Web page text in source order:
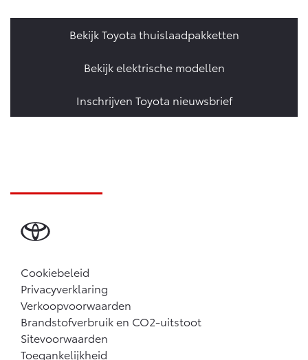
Bekijk Toyota thuislaadpakketten
Bekijk elektrische modellen
Inschrijven Toyota nieuwsbrief
Cookiebeleid
Privacyverklaring
Verkoopvoorwaarden
Brandstofverbruik en CO2-uitstoot
Sitevoorwaarden
Toegankelijkheid